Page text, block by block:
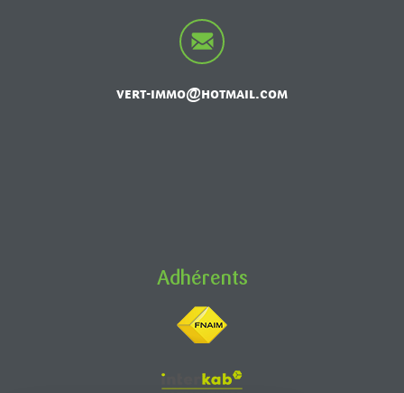
vert-immo@hotmail.com
Adhérents